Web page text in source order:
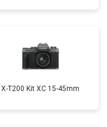
X-T200 Kit XC 15-45mm